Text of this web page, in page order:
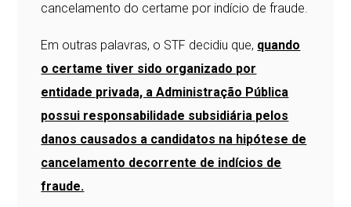
cancelamento do certame por indício de fraude.
Em outras palavras, o STF decidiu que, quando
o certame tiver sido organizado por
entidade privada, a Administração Pública
possui responsabilidade subsidiária pelos
danos causados a candidatos na hipótese de
cancelamento decorrente de indícios de
fraude.